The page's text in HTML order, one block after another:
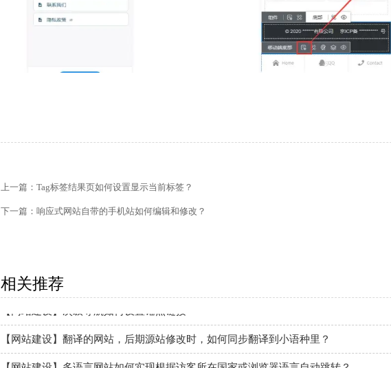
上一篇： Tag标签结果页如何设置显示当前标签？
下一篇： 响应式网站自带的手机站如何编辑和修改？
相关推荐
【网站建设】客户管理后台账号设置流程
【网站建设】次级导航如何设置锚点链接
【网站建设】翻译的网站，后期源站修改时，如何同步翻译到小语种里？
【网站建设】多语言网站如何实现根据访客所在国家或浏览器语言自动跳转？